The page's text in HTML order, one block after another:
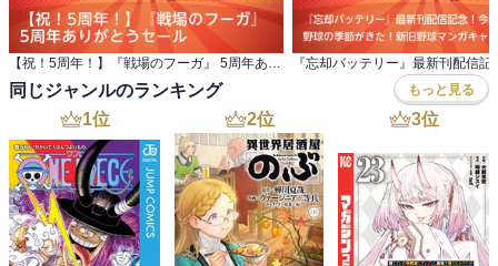
【祝！5周年！】『戦場のフーガ』 5周年ありがとうセール
同じジャンルのランキング もっと見る
1位 2位 3位